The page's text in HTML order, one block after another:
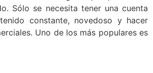
Sólo se necesita tener una cuenta
constante, novedoso y hacer
Uno de los más populares es